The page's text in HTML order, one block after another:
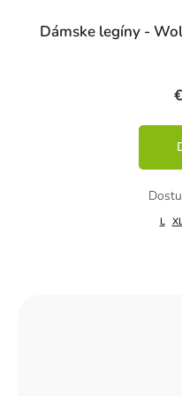
Dámske legíny -
L